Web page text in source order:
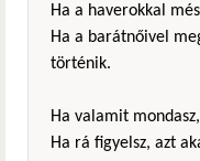
Ha a haverokkal
Ha a barátnőivel
történik.
Ha valamit
Ha rá figyelsz, azt